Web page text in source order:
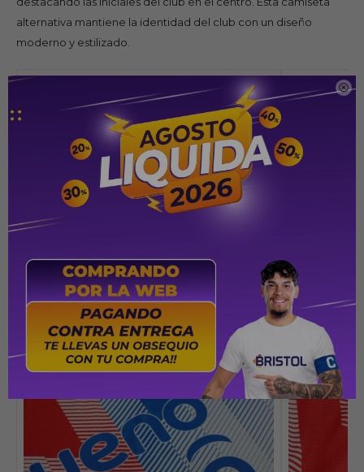

alternativa mantiene la identidad del club con un diseño
moderno y estilizado.